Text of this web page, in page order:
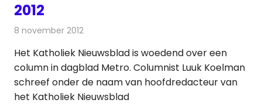
2012
8 november 2012
Het Katholiek Nieuwsblad is woedend over een
column in dagblad Metro. Columnist Luuk Koelman
schreef onder de naam van hoofdredacteur van
het Katholiek Nieuwsblad